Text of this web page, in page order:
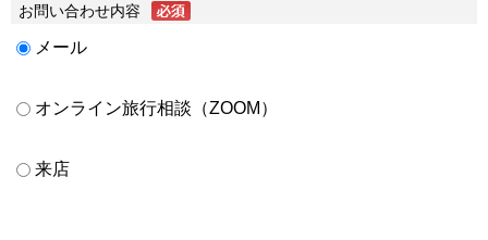
お問い合わせ内容
メール
オンライン旅行相談（ZOOM）
来店